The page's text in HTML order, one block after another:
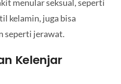
menular seksual, seperti
kelamin, juga bisa
seperti jerawat.
Kelenjar